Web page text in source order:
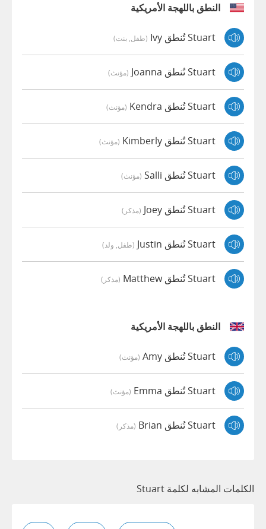
النطق باللهجة الأمريكية
Stuart تُنطق Ivy (طفل, بنت)
Stuart تُنطق Joanna (مؤنث)
Stuart تُنطق Kendra (مؤنث)
Stuart تُنطق Kimberly (مؤنث)
Stuart تُنطق Salli (مؤنث)
Stuart تُنطق Joey (مذكر)
Stuart تُنطق Justin (طفل, ولد)
Stuart تُنطق Matthew (مذكر)
النطق باللهجة الأمريكية
Stuart تُنطق Amy (مؤنث)
Stuart تُنطق Emma (مؤنث)
Stuart تُنطق Brian (مذكر)
الكلمات المشابه لكلمة Stuart